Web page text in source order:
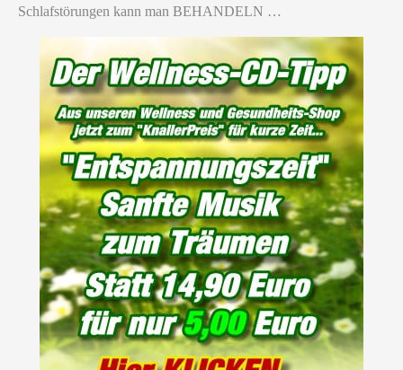
Schlafstörungen kann man BEHANDELN …